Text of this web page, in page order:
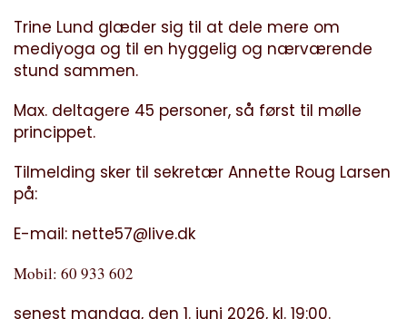
Trine Lund glæder sig til at dele mere om
mediyoga og til en hyggelig og nærværende
stund sammen.
Max. deltagere 45 personer, så først til mølle
princippet.
Tilmelding sker til sekretær Annette Roug Larsen
på:
E-mail: nette57@live.dk
Mobil: 60 933 602
senest mandag, den 1. juni 2026, kl. 19:00.